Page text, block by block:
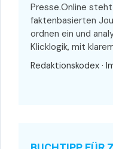
Presse.Online
faktenbasierten
ordnen ein und
Klicklogik, mit
Redaktionskodex ·